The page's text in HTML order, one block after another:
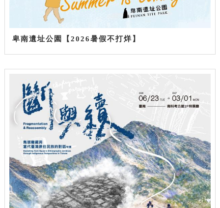
卑南遺址公園【2026暑假不打烊】